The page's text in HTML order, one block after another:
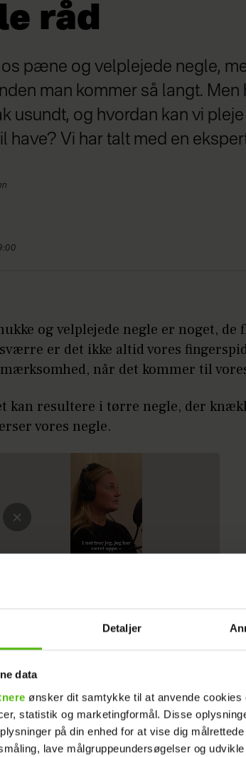
Detaljer
data
ønsker dit samtykke til at anvende
statistik og marketingformål. Disse
på din enhed for at vise dig
lave målgruppeundersøgelser og
råd
pæne og velplejede negle,
man kommer så langt.
usundt, og hvordan kan vi
have? Vi har talt med en
og velplejede negle er noget, de
er det ikke altid vores
når det kommer til
kan resultere i tørre negle, der
vores negle.
forsøger vi at skjule det under
helt godt. Vi har derfor allieret os